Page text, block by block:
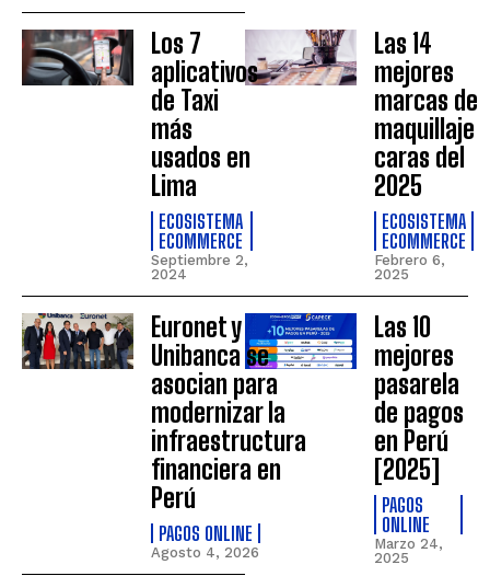
Los 7
aplicativos
de Taxi
más
usados en
Lima
ECOSISTEMA
ECOMMERCE
Septiembre 2,
2024
Las 14
mejores
marcas de
maquillaje
caras del
2025
ECOSISTEMA
ECOMMERCE
Febrero 6,
2025
Euronet y
Unibanca se
asocian para
modernizar la
infraestructura
financiera en
Perú
PAGOS ONLINE
Agosto 4, 2026
Las 10
mejores
pasarela
de pagos
en Perú
[2025]
PAGOS
ONLINE
Marzo 24,
2025